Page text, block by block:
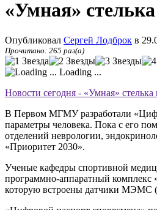
«Умная»
Опубликовал Сергей Лодброк в
Прочитано: 265 раз(а)
Loading ...
Новости сегодня - «Умная»
В Первом МГМУ разработали
параметры человека. Пока с его
отделений неврологии,
«Приоритет 2030».
Ученые кафедры спортивной
программно-аппаратный комплекс
которую встроены датчики МЭМС